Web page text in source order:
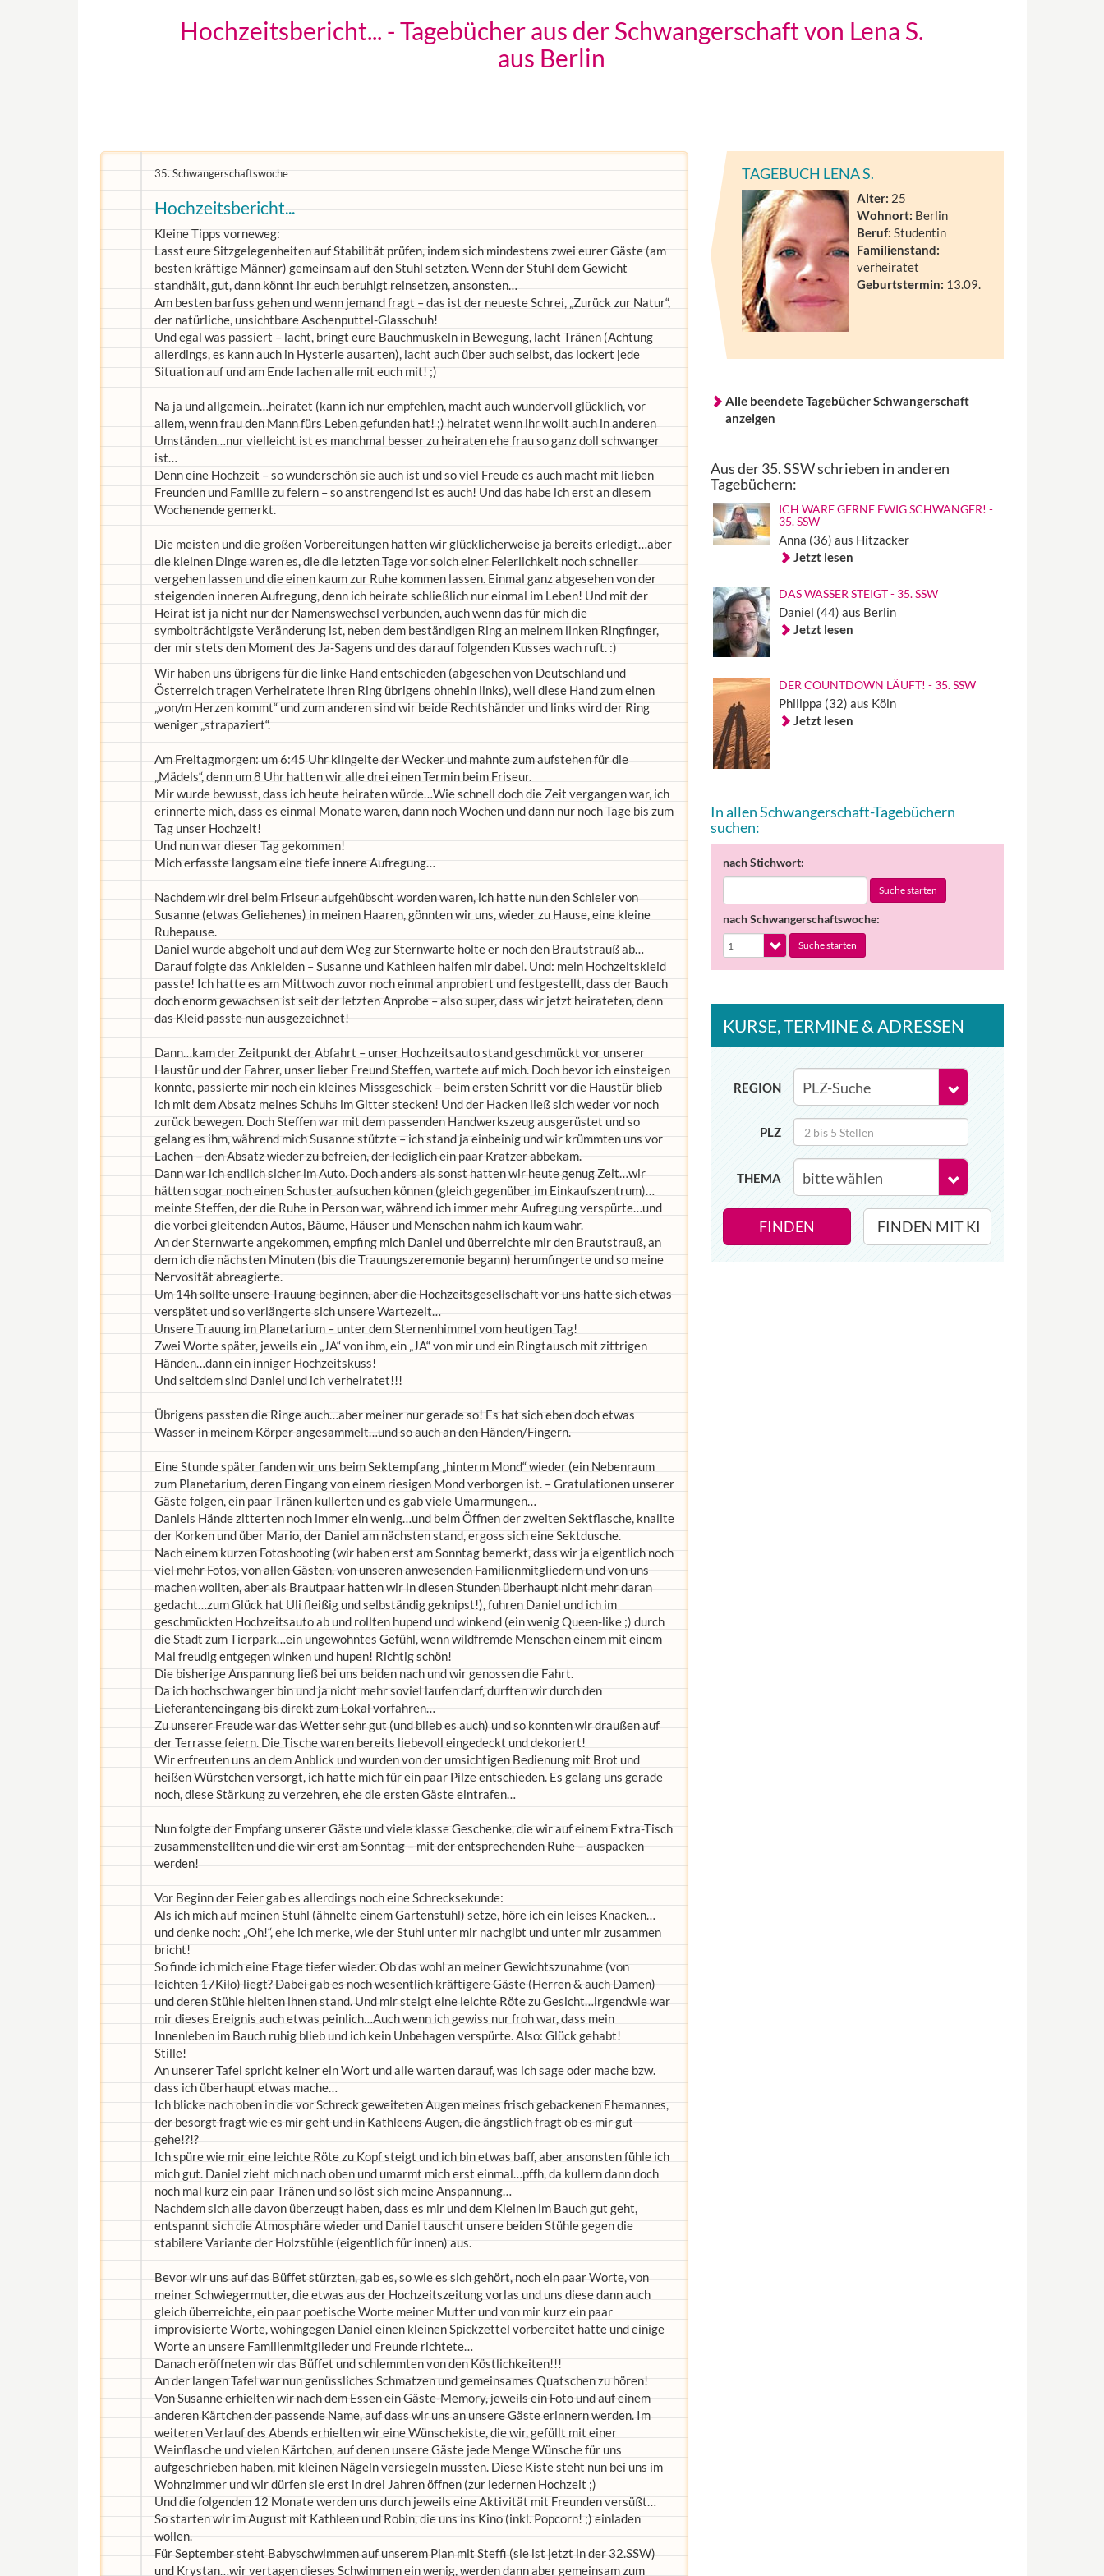
Hochzeitsbericht... - Tagebücher aus der Schwangerschaft von Lena S.
aus Berlin
35. Schwangerschaftswoche
Hochzeitsbericht...
Kleine Tipps vorneweg:
Lasst eure Sitzgelegenheiten auf Stabilität prüfen, indem sich mindestens zwei eurer Gäste (am
besten kräftige Männer) gemeinsam auf den Stuhl setzten. Wenn der Stuhl dem Gewicht
standhält, gut, dann könnt ihr euch beruhigt reinsetzen, ansonsten…
Am besten barfuss gehen und wenn jemand fragt – das ist der neueste Schrei, „Zurück zur Natur“,
der natürliche, unsichtbare Aschenputtel-Glasschuh!
Und egal was passiert – lacht, bringt eure Bauchmuskeln in Bewegung, lacht Tränen (Achtung
allerdings, es kann auch in Hysterie ausarten), lacht auch über auch selbst, das lockert jede
Situation auf und am Ende lachen alle mit euch mit! ;)
Na ja und allgemein…heiratet (kann ich nur empfehlen, macht auch wundervoll glücklich, vor
allem, wenn frau den Mann fürs Leben gefunden hat! ;) heiratet wenn ihr wollt auch in anderen
Umständen…nur vielleicht ist es manchmal besser zu heiraten ehe frau so ganz doll schwanger
ist…
Denn eine Hochzeit – so wunderschön sie auch ist und so viel Freude es auch macht mit lieben
Freunden und Familie zu feiern – so anstrengend ist es auch! Und das habe ich erst an diesem
Wochenende gemerkt.
Die meisten und die großen Vorbereitungen hatten wir glücklicherweise ja bereits erledigt…aber
die kleinen Dinge waren es, die die letzten Tage vor solch einer Feierlichkeit noch schneller
vergehen lassen und die einen kaum zur Ruhe kommen lassen. Einmal ganz abgesehen von der
steigenden inneren Aufregung, denn ich heirate schließlich nur einmal im Leben! Und mit der
Heirat ist ja nicht nur der Namenswechsel verbunden, auch wenn das für mich die
symbolträchtigste Veränderung ist, neben dem beständigen Ring an meinem linken Ringfinger,
der mir stets den Moment des Ja-Sagens und des darauf folgenden Kusses wach ruft. :)
Wir haben uns übrigens für die linke Hand entschieden (abgesehen von Deutschland und
Österreich tragen Verheiratete ihren Ring übrigens ohnehin links), weil diese Hand zum einen
„von/m Herzen kommt“ und zum anderen sind wir beide Rechtshänder und links wird der Ring
weniger „strapaziert“.
Am Freitagmorgen: um 6:45 Uhr klingelte der Wecker und mahnte zum aufstehen für die
„Mädels“, denn um 8 Uhr hatten wir alle drei einen Termin beim Friseur.
Mir wurde bewusst, dass ich heute heiraten würde…Wie schnell doch die Zeit vergangen war, ich
erinnerte mich, dass es einmal Monate waren, dann noch Wochen und dann nur noch Tage bis zum
Tag unser Hochzeit!
Und nun war dieser Tag gekommen!
Mich erfasste langsam eine tiefe innere Aufregung…
Nachdem wir drei beim Friseur aufgehübscht worden waren, ich hatte nun den Schleier von
Susanne (etwas Geliehenes) in meinen Haaren, gönnten wir uns, wieder zu Hause, eine kleine
Ruhepause.
Daniel wurde abgeholt und auf dem Weg zur Sternwarte holte er noch den Brautstrauß ab…
Darauf folgte das Ankleiden – Susanne und Kathleen halfen mir dabei. Und: mein Hochzeitskleid
passte! Ich hatte es am Mittwoch zuvor noch einmal anprobiert und festgestellt, dass der Bauch
doch enorm gewachsen ist seit der letzten Anprobe – also super, dass wir jetzt heirateten, denn
das Kleid passte nun ausgezeichnet!
Dann…kam der Zeitpunkt der Abfahrt – unser Hochzeitsauto stand geschmückt vor unserer
Haustür und der Fahrer, unser lieber Freund Steffen, wartete auf mich. Doch bevor ich einsteigen
konnte, passierte mir noch ein kleines Missgeschick – beim ersten Schritt vor die Haustür blieb
ich mit dem Absatz meines Schuhs im Gitter stecken! Und der Hacken ließ sich weder vor noch
zurück bewegen. Doch Steffen war mit dem passenden Handwerkszeug ausgerüstet und so
gelang es ihm, während mich Susanne stützte – ich stand ja einbeinig und wir krümmten uns vor
Lachen – den Absatz wieder zu befreien, der lediglich ein paar Kratzer abbekam.
Dann war ich endlich sicher im Auto. Doch anders als sonst hatten wir heute genug Zeit…wir
hätten sogar noch einen Schuster aufsuchen können (gleich gegenüber im Einkaufszentrum)…
meinte Steffen, der die Ruhe in Person war, während ich immer mehr Aufregung verspürte…und
die vorbei gleitenden Autos, Bäume, Häuser und Menschen nahm ich kaum wahr.
An der Sternwarte angekommen, empfing mich Daniel und überreichte mir den Brautstrauß, an
dem ich die nächsten Minuten (bis die Trauungszeremonie begann) herumfingerte und so meine
Nervosität abreagierte.
Um 14h sollte unsere Trauung beginnen, aber die Hochzeitsgesellschaft vor uns hatte sich etwas
verspätet und so verlängerte sich unsere Wartezeit…
Unsere Trauung im Planetarium – unter dem Sternenhimmel vom heutigen Tag!
Zwei Worte später, jeweils ein „JA“ von ihm, ein „JA“ von mir und ein Ringtausch mit zittrigen
Händen…dann ein inniger Hochzeitskuss!
Und seitdem sind Daniel und ich verheiratet!!!
Übrigens passten die Ringe auch…aber meiner nur gerade so! Es hat sich eben doch etwas
Wasser in meinem Körper angesammelt…und so auch an den Händen/Fingern.
Eine Stunde später fanden wir uns beim Sektempfang „hinterm Mond“ wieder (ein Nebenraum
zum Planetarium, deren Eingang von einem riesigen Mond verborgen ist. – Gratulationen unserer
Gäste folgen, ein paar Tränen kullerten und es gab viele Umarmungen…
Daniels Hände zitterten noch immer ein wenig…und beim Öffnen der zweiten Sektflasche, knallte
der Korken und über Mario, der Daniel am nächsten stand, ergoss sich eine Sektdusche.
Nach einem kurzen Fotoshooting (wir haben erst am Sonntag bemerkt, dass wir ja eigentlich noch
viel mehr Fotos, von allen Gästen, von unseren anwesenden Familienmitgliedern und von uns
machen wollten, aber als Brautpaar hatten wir in diesen Stunden überhaupt nicht mehr daran
gedacht…zum Glück hat Uli fleißig und selbständig geknipst!), fuhren Daniel und ich im
geschmückten Hochzeitsauto ab und rollten hupend und winkend (ein wenig Queen-like ;) durch
die Stadt zum Tierpark…ein ungewohntes Gefühl, wenn wildfremde Menschen einem mit einem
Mal freudig entgegen winken und hupen! Richtig schön!
Die bisherige Anspannung ließ bei uns beiden nach und wir genossen die Fahrt.
Da ich hochschwanger bin und ja nicht mehr soviel laufen darf, durften wir durch den
Lieferanteneingang bis direkt zum Lokal vorfahren…
Zu unserer Freude war das Wetter sehr gut (und blieb es auch) und so konnten wir draußen auf
der Terrasse feiern. Die Tische waren bereits liebevoll eingedeckt und dekoriert!
Wir erfreuten uns an dem Anblick und wurden von der umsichtigen Bedienung mit Brot und
heißen Würstchen versorgt, ich hatte mich für ein paar Pilze entschieden. Es gelang uns gerade
noch, diese Stärkung zu verzehren, ehe die ersten Gäste eintrafen…
Nun folgte der Empfang unserer Gäste und viele klasse Geschenke, die wir auf einem Extra-Tisch
zusammenstellten und die wir erst am Sonntag – mit der entsprechenden Ruhe – auspacken
werden!
Vor Beginn der Feier gab es allerdings noch eine Schrecksekunde:
Als ich mich auf meinen Stuhl (ähnelte einem Gartenstuhl) setze, höre ich ein leises Knacken…
und denke noch: „Oh!“, ehe ich merke, wie der Stuhl unter mir nachgibt und unter mir zusammen
bricht!
So finde ich mich eine Etage tiefer wieder. Ob das wohl an meiner Gewichtszunahme (von
leichten 17Kilo) liegt? Dabei gab es noch wesentlich kräftigere Gäste (Herren & auch Damen)
und deren Stühle hielten ihnen stand. Und mir steigt eine leichte Röte zu Gesicht…irgendwie war
mir dieses Ereignis auch etwas peinlich…Auch wenn ich gewiss nur froh war, dass mein
Innenleben im Bauch ruhig blieb und ich kein Unbehagen verspürte. Also: Glück gehabt!
Stille!
An unserer Tafel spricht keiner ein Wort und alle warten darauf, was ich sage oder mache bzw.
dass ich überhaupt etwas mache…
Ich blicke nach oben in die vor Schreck geweiteten Augen meines frisch gebackenen Ehemannes,
der besorgt fragt wie es mir geht und in Kathleens Augen, die ängstlich fragt ob es mir gut
gehe!?!?
Ich spüre wie mir eine leichte Röte zu Kopf steigt und ich bin etwas baff, aber ansonsten fühle ich
mich gut. Daniel zieht mich nach oben und umarmt mich erst einmal…pffh, da kullern dann doch
noch mal kurz ein paar Tränen und so löst sich meine Anspannung…
Nachdem sich alle davon überzeugt haben, dass es mir und dem Kleinen im Bauch gut geht,
entspannt sich die Atmosphäre wieder und Daniel tauscht unsere beiden Stühle gegen die
stabilere Variante der Holzstühle (eigentlich für innen) aus.
Bevor wir uns auf das Büffet stürzten, gab es, so wie es sich gehört, noch ein paar Worte, von
meiner Schwiegermutter, die etwas aus der Hochzeitszeitung vorlas und uns diese dann auch
gleich überreichte, ein paar poetische Worte meiner Mutter und von mir kurz ein paar
improvisierte Worte, wohingegen Daniel einen kleinen Spickzettel vorbereitet hatte und einige
Worte an unsere Familienmitglieder und Freunde richtete…
Danach eröffneten wir das Büffet und schlemmten von den Köstlichkeiten!!!
An der langen Tafel war nun genüssliches Schmatzen und gemeinsames Quatschen zu hören!
Von Susanne erhielten wir nach dem Essen ein Gäste-Memory, jeweils ein Foto und auf einem
anderen Kärtchen der passende Name, auf dass wir uns an unsere Gäste erinnern werden. Im
weiteren Verlauf des Abends erhielten wir eine Wünschekiste, die wir, gefüllt mit einer
Weinflasche und vielen Kärtchen, auf denen unsere Gäste jede Menge Wünsche für uns
aufgeschrieben haben, mit kleinen Nägeln versiegeln mussten. Diese Kiste steht nun bei uns im
Wohnzimmer und wir dürfen sie erst in drei Jahren öffnen (zur ledernen Hochzeit ;)
Und die folgenden 12 Monate werden uns durch jeweils eine Aktivität mit Freunden versüßt…
So starten wir im August mit Kathleen und Robin, die uns ins Kino (inkl. Popcorn! ;) einladen
wollen.
Für September steht Babyschwimmen auf unserem Plan mit Steffi (sie ist jetzt in der 32.SSW)
und Krystan…wir vertagen dieses Schwimmen ein wenig, werden dann aber gemeinsam zum
TAGEBUCH LENA S.
Alter: 25
Wohnort: Berlin
Beruf: Studentin
Familienstand:
verheiratet
Geburtstermin: 13.09.
Alle beendete Tagebücher Schwangerschaft
anzeigen
Aus der 35. SSW schrieben in anderen
Tagebüchern:
ICH WÄRE GERNE EWIG SCHWANGER! -
35. SSW
Anna (36) aus Hitzacker
Jetzt lesen
DAS WASSER STEIGT - 35. SSW
Daniel (44) aus Berlin
Jetzt lesen
DER COUNTDOWN LÄUFT! - 35. SSW
Philippa (32) aus Köln
Jetzt lesen
In allen Schwangerschaft-Tagebüchern
suchen:
nach Stichwort:
Suche starten
nach Schwangerschaftswoche:
Suche starten
KURSE, TERMINE & ADRESSEN
REGION
PLZ
THEMA
FINDEN FINDEN MIT KI